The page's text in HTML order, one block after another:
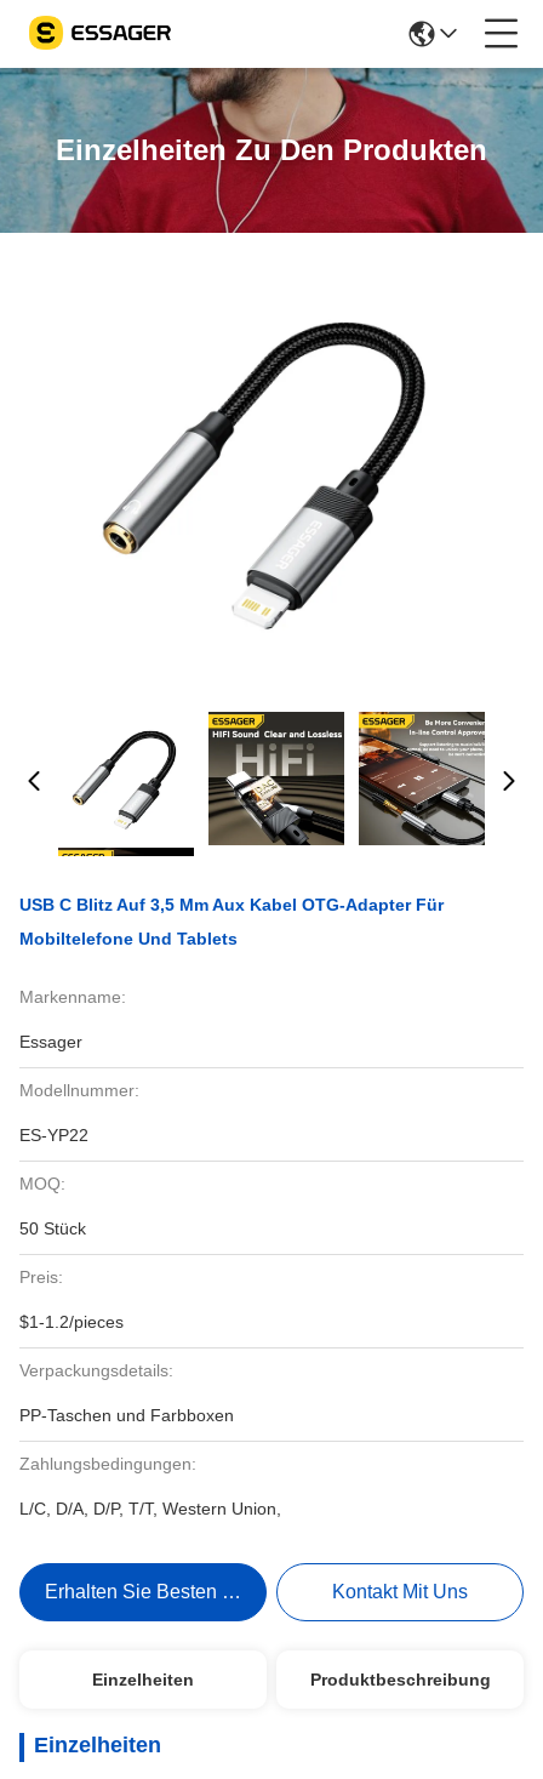
Einzelheiten Zu Den Produkten
USB C Blitz Auf 3,5 Mm Aux Kabel OTG-Adapter Für
Mobiltelefone Und Tablets
Markenname:
Essager
Modellnummer:
ES-YP22
MOQ:
50 Stück
Preis:
$1-1.2/pieces
Verpackungsdetails:
PP-Taschen und Farbboxen
Zahlungsbedingungen:
L/C, D/A, D/P, T/T, Western Union,
Erhalten Sie Besten Preis Kontakt Mit Uns
Einzelheiten Produktbeschreibung
Einzelheiten